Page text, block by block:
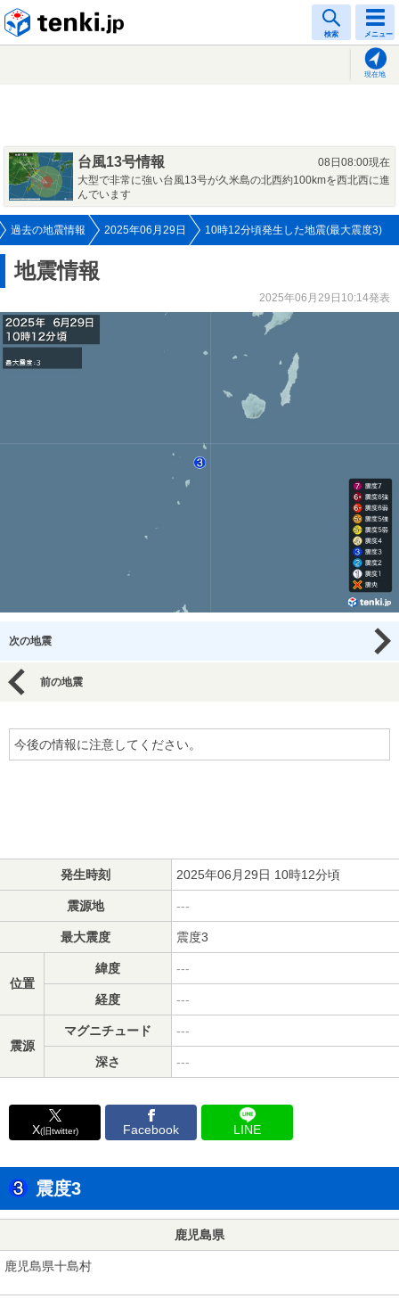
検索 メニュー
現在地
台風13号情報
08日08:00現在
大型で非常に強い台風13号が久米島の北西約100kmを西北西に進
んでいます
過去の地震情報 2025年06月29日 10時12分頃発生した地震(最大震度3)
地震情報
2025年06月29日10:14発表
次の地震
前の地震
今後の情報に注意してください。
発生時刻 2025年06月29日 10時12分頃
震源地 ---
最大震度 震度3
位置
緯度 ---
経度 ---
震源
マグニチュード ---
深さ ---
X(旧twitter) Facebook LINE
震度3
鹿児島県
鹿児島県十島村